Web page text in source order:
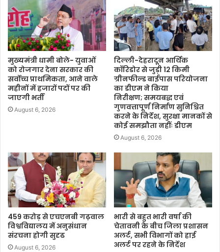
मुख्यमंत्री धामी बोले- युवाओं
को रोजगार देना सरकार की
सर्वोच्च प्राथमिकता, आने वाले
महीनों में हजारों पदों पर की
जाएगी भर्ती
August 6, 2026
दिल्ली-देहरादून आर्थिक
कॉरिडोर से जुड़ी 12 किमी
ग्रीनफील्ड बाईपास परियोजना
का डीएम ने किया
निरीक्षण; समयबद्ध एवं
गुणवत्तापूर्ण निर्माण सुनिश्चित
करने के निर्देश, सुरक्षा मानकों से
कोई समझौता नहींः डीएम
August 6, 2026
459 करोड़ से एचएनबी गढ़वाल
विश्वविद्यालय में अनुसंधान
संरचना होगी सुदृढ
August 6, 2026
भारी से बहुत भारी वर्षा की
चेतावनी के बीच जिला प्रशासन
अलर्ट, सभी विभागों को हाई
अलर्ट पर रहने के निर्देश